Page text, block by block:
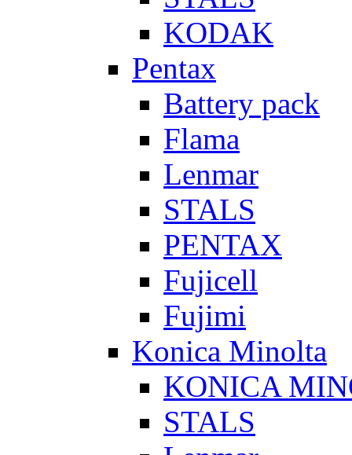
KODAK
Pentax
Battery pack
Flama
Lenmar
STALS
PENTAX
Fujicell
Fujimi
Konica Minolta
KONICA
STALS